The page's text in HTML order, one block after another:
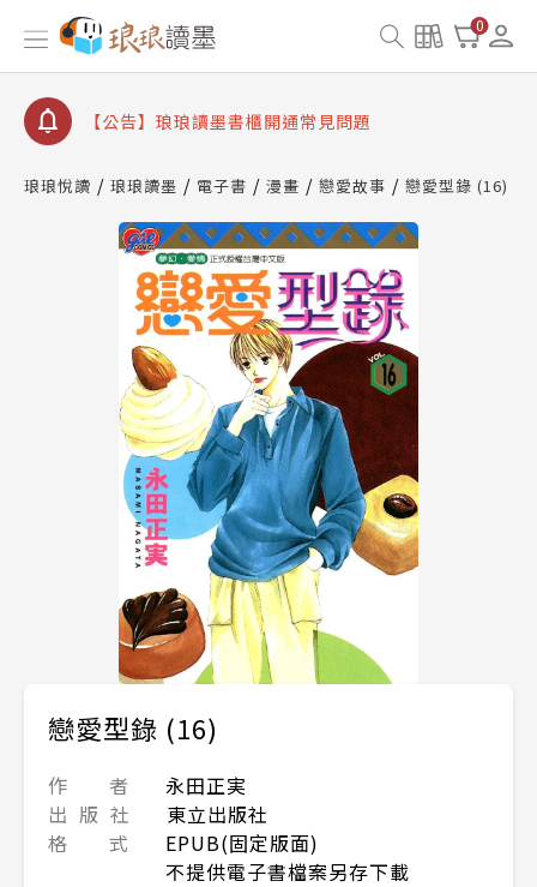
0
【公告】琅琅書店服務升級重要說明及資產合併結果
查詢
【公告】琅琅讀墨數位閱讀資產合併與書櫃開通申請
【公告】琅琅讀墨書櫃開通常見問題
請圖文教學
查詢
【公告】琅琅讀墨數位閱讀資產合併與書櫃開通申請
琅琅悅讀 琅琅讀墨 電子書 漫畫 戀愛故事 戀愛型錄 (16)
戀愛型錄 (16)
作 者
永田正実
出 版 社
東立出版社
格 式
EPUB(固定版面)
不提供電子書檔案另存下載